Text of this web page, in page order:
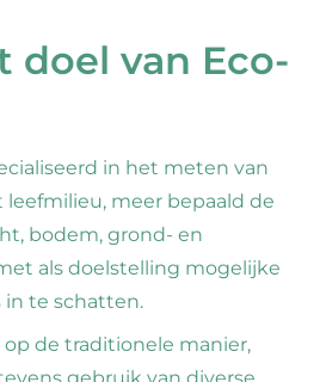
doel van Eco-
in het meten van
meer bepaald de
bodem, grond- en
als doelstelling mogelijke
in te schatten.
de traditionele manier,
gebruik van diverse